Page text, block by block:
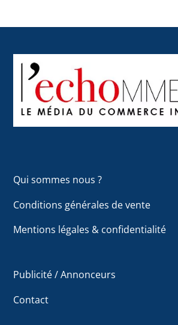
To
Top
Qui sommes nous ?
Conditions générales de vente
Mentions légales & confidentialité
Publicité / Annonceurs
Contact